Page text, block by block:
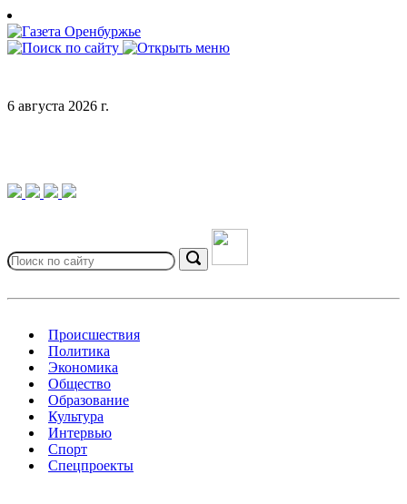
Skip
to
content
6 августа 2026 г.
for:
Search
Происшествия
Политика
Экономика
Общество
Образование
Культура
Интервью
Спорт
Спецпроекты